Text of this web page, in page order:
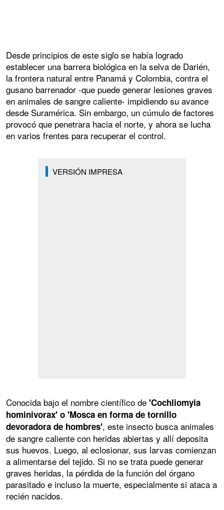
Desde principios de este siglo se había logrado
establecer una barrera biológica en la selva de Darién,
la frontera natural entre Panamá y Colombia, contra el
gusano barrenador -que puede generar lesiones graves
en animales de sangre caliente- impidiendo su avance
desde Suramérica. Sin embargo, un cúmulo de factores
provocó que penetrara hacia el norte, y ahora se lucha
en varios frentes para recuperar el control.
VERSIÓN IMPRESA
Conocida bajo el nombre científico de 'Cochliomyia
hominivorax' o 'Mosca en forma de tornillo
devoradora de hombres', este insecto busca animales
de sangre caliente con heridas abiertas y allí deposita
sus huevos. Luego, al eclosionar, sus larvas comienzan
a alimentarse del tejido. Si no se trata puede generar
graves heridas, la pérdida de la función del órgano
parasitado e incluso la muerte, especialmente si ataca a
recién nacidos.